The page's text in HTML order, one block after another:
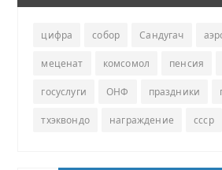
цифра собор Сандугач
меценат комсомол пенсия
госуслуги ОНФ праздники
тхэквондо награждение ссср